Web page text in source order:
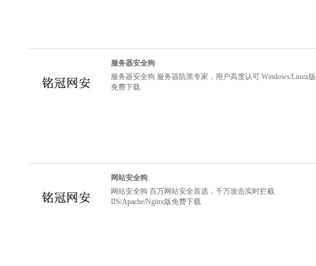
服务器安全狗
服务器安全狗 服务器防黑专家，用户高度认可 Windows/Linux版
免费下载
网站安全狗
网站安全狗 百万网站安全首选，千万攻击实时拦截
IIS/Apache/Nginx版免费下载